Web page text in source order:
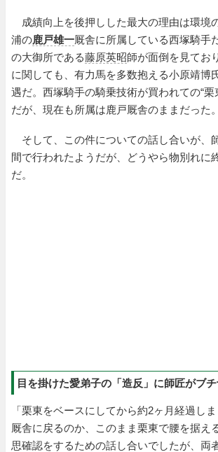
成績向上を後押しした最大の理由は環境
浦の鹿戸雄一厩舎に所属している西塚騎手
の大御所である藤原英昭師が面倒を見てお
に関しても、有力馬を多数抱える小原靖博
遇だ。西塚騎手の騎乗技術が買われての“栗
だが、現在も所属は鹿戸厩舎のままだった。
そして、この件についての話し合いが、
間で行われたようだが、どうやら物別れに
だ。
目を掛けた愛弟子の「造反」に師匠がブ
「栗東をベースにしてから約2ヶ月経過し
厩舎に戻るのか、このまま栗東で腰を据え
思確認をするための話し合いでしたが、両